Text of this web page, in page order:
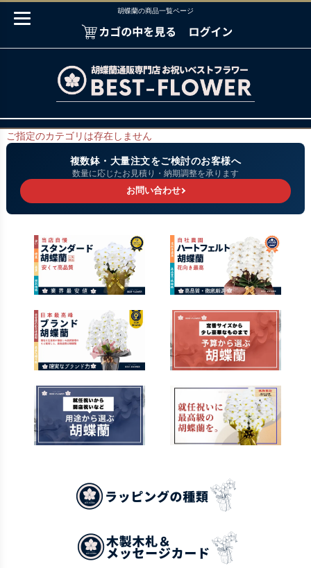
胡蝶蘭の商品一覧ページ
ご指定のカテゴリは存在しません
複数鉢・大量注文をご検討のお客様へ
数量に応じたお見積り・納期調整を承ります
お問い合わせ